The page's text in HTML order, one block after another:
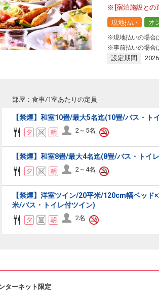
[宿泊施設との
現地払い
オ
※現地払いの場合
※事前払いの場合
設定期間
部屋：食事/1室あたりの定員
【禁煙】和室10畳/最大5名迄(10畳/バス・ト
2～5名
【禁煙】和室8畳/最大4名迄(8畳/バス・トイ
2～4名
【禁煙】洋室ツイン/20平米/120cm幅ベッド
米/バス・トイレ付ツイン)
2名
ターネット限定